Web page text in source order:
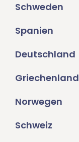
Schweden
Spanien
Deutschland
Griechenland
Norwegen
Schweiz